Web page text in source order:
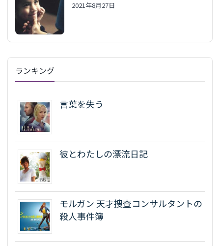
2021年8月27日
ランキング
言葉を失う
彼とわたしの漂流日記
モルガン 天才捜査コンサルタントの
殺人事件簿